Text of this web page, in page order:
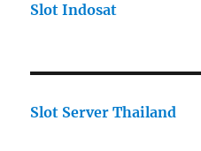
Slot Indosat
Slot Server Thailand